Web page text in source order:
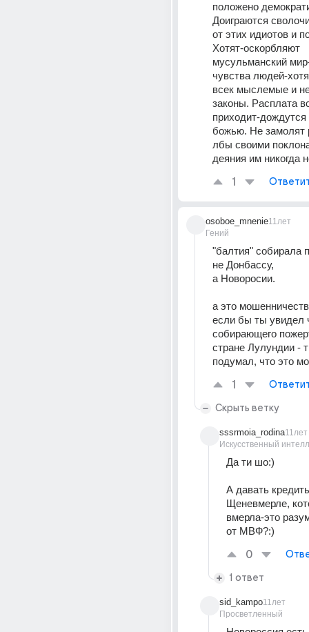
положено
Доиграются
от этих идиотов и
Хотят-оскорбляют
мусульманский
чувства людей-
всек мыслемые и
законы. Расплата
приходит-дождутся
божью. Не замолят
лбы своими
деяния им никогда
1
osoboe_mnenie
Гений
11лет
"балтия" собирала
не Донбассу,
а Новоросии.
а это
если бы ты увидел
собирающего
стране Лулундии -
подумал, что это
1
Скрыть ветку
sssrmoia_rodina
Искусственный
11лет
Да ти шо:)
А давать
Щеневмерле,
вмерла-это
от МВФ?:)
0
1 ответ
sid_kampo
Просветленный
11лет